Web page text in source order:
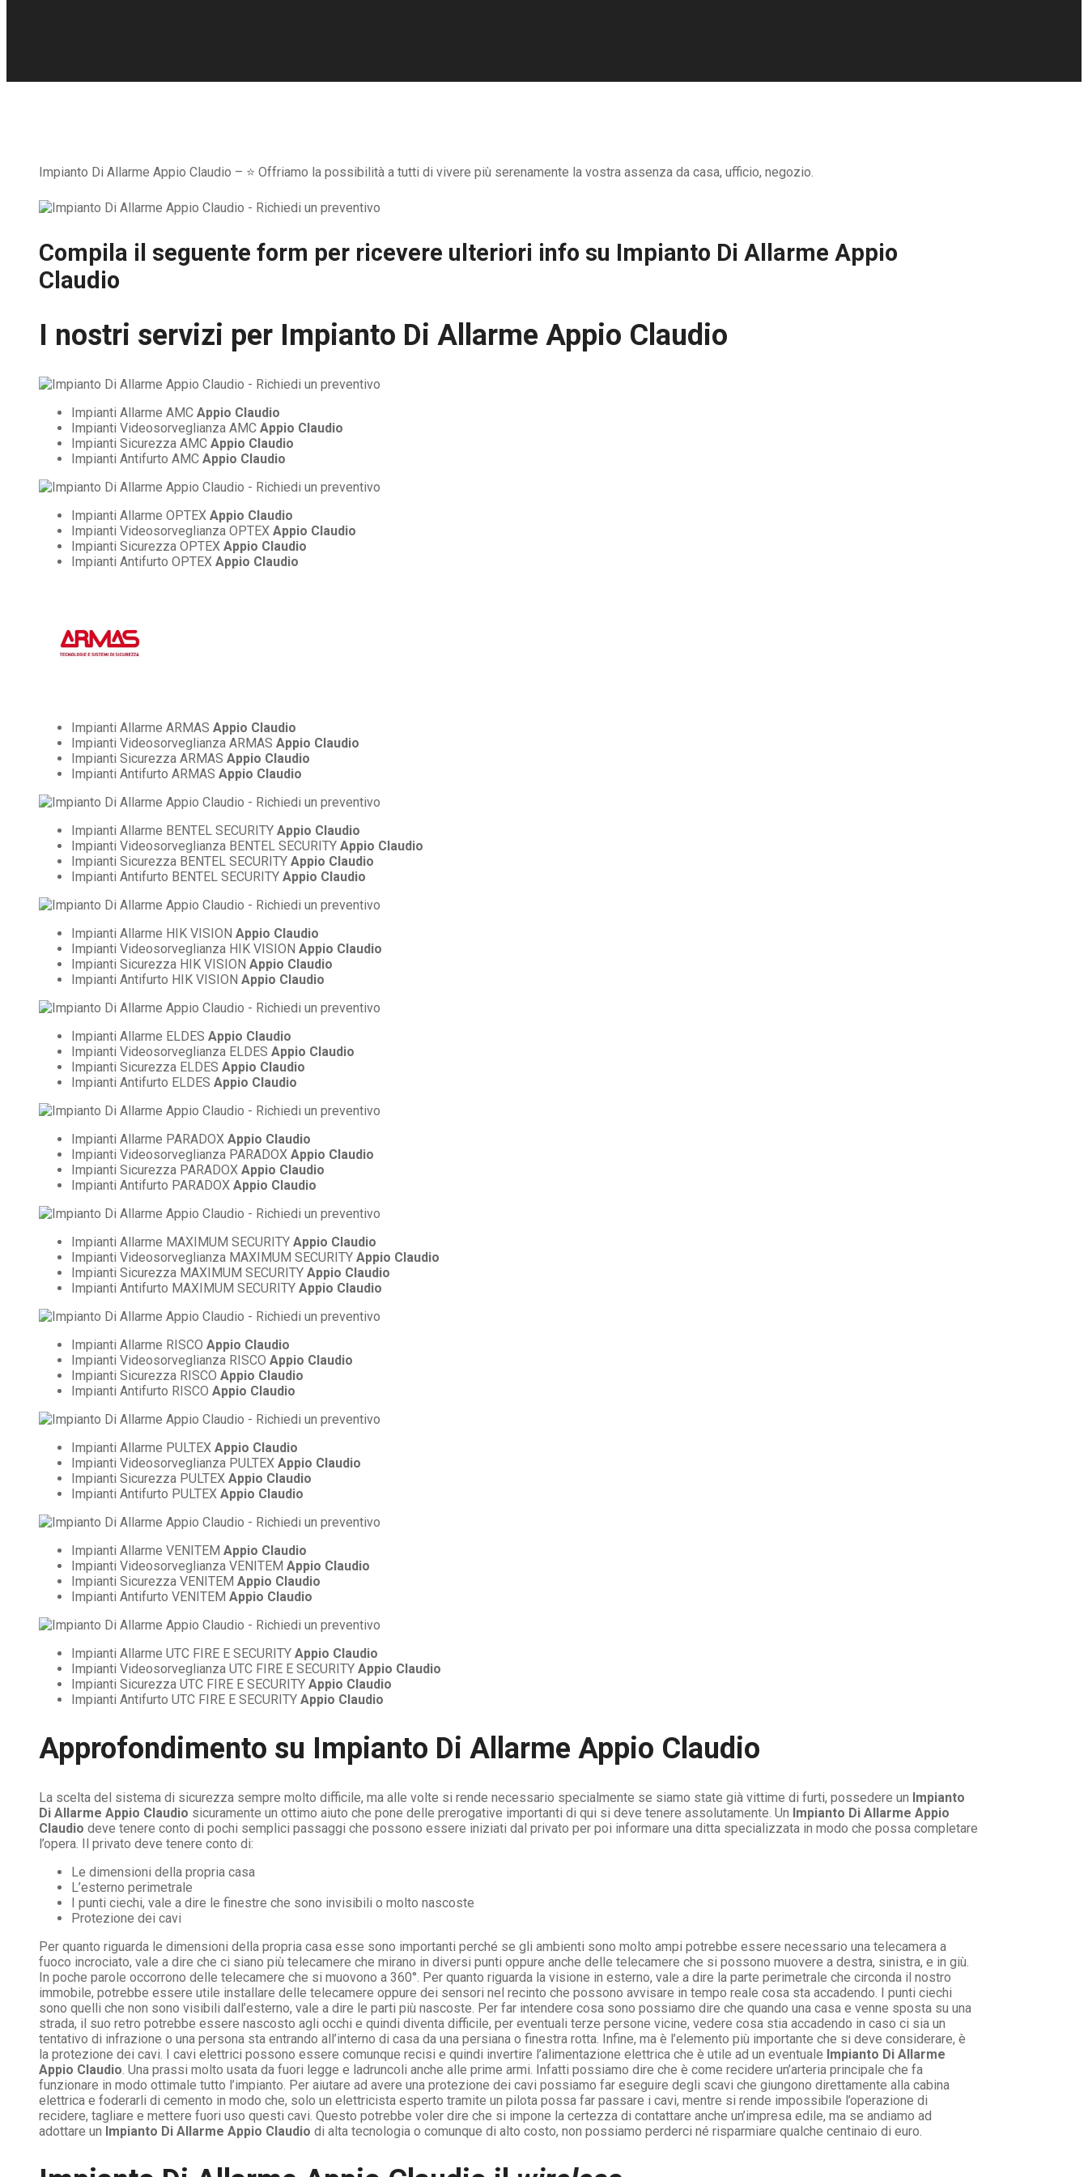
Impianto Di Allarme Appio Claudio – ⭐ Offriamo la possibilità a tutti di vivere più serenamente la vostra assenza da casa, ufficio, negozio.
Compila il seguente form per ricevere ulteriori info su Impianto Di Allarme Appio
Claudio
I nostri servizi per Impianto Di Allarme Appio Claudio
Impianti Allarme AMC Appio Claudio
Impianti Videosorveglianza AMC Appio Claudio
Impianti Sicurezza AMC Appio Claudio
Impianti Antifurto AMC Appio Claudio
Impianti Allarme OPTEX Appio Claudio
Impianti Videosorveglianza OPTEX Appio Claudio
Impianti Sicurezza OPTEX Appio Claudio
Impianti Antifurto OPTEX Appio Claudio
Impianti Allarme ARMAS Appio Claudio
Impianti Videosorveglianza ARMAS Appio Claudio
Impianti Sicurezza ARMAS Appio Claudio
Impianti Antifurto ARMAS Appio Claudio
Impianti Allarme BENTEL SECURITY Appio Claudio
Impianti Videosorveglianza BENTEL SECURITY Appio Claudio
Impianti Sicurezza BENTEL SECURITY Appio Claudio
Impianti Antifurto BENTEL SECURITY Appio Claudio
Impianti Allarme HIK VISION Appio Claudio
Impianti Videosorveglianza HIK VISION Appio Claudio
Impianti Sicurezza HIK VISION Appio Claudio
Impianti Antifurto HIK VISION Appio Claudio
Impianti Allarme ELDES Appio Claudio
Impianti Videosorveglianza ELDES Appio Claudio
Impianti Sicurezza ELDES Appio Claudio
Impianti Antifurto ELDES Appio Claudio
Impianti Allarme PARADOX Appio Claudio
Impianti Videosorveglianza PARADOX Appio Claudio
Impianti Sicurezza PARADOX Appio Claudio
Impianti Antifurto PARADOX Appio Claudio
Impianti Allarme MAXIMUM SECURITY Appio Claudio
Impianti Videosorveglianza MAXIMUM SECURITY Appio Claudio
Impianti Sicurezza MAXIMUM SECURITY Appio Claudio
Impianti Antifurto MAXIMUM SECURITY Appio Claudio
Impianti Allarme RISCO Appio Claudio
Impianti Videosorveglianza RISCO Appio Claudio
Impianti Sicurezza RISCO Appio Claudio
Impianti Antifurto RISCO Appio Claudio
Impianti Allarme PULTEX Appio Claudio
Impianti Videosorveglianza PULTEX Appio Claudio
Impianti Sicurezza PULTEX Appio Claudio
Impianti Antifurto PULTEX Appio Claudio
Impianti Allarme VENITEM Appio Claudio
Impianti Videosorveglianza VENITEM Appio Claudio
Impianti Sicurezza VENITEM Appio Claudio
Impianti Antifurto VENITEM Appio Claudio
Impianti Allarme UTC FIRE E SECURITY Appio Claudio
Impianti Videosorveglianza UTC FIRE E SECURITY Appio Claudio
Impianti Sicurezza UTC FIRE E SECURITY Appio Claudio
Impianti Antifurto UTC FIRE E SECURITY Appio Claudio
Approfondimento su Impianto Di Allarme Appio Claudio
La scelta del sistema di sicurezza sempre molto difficile, ma alle volte si rende necessario specialmente se siamo state già vittime di furti, possedere un Impianto
Di Allarme Appio Claudio sicuramente un ottimo aiuto che pone delle prerogative importanti di qui si deve tenere assolutamente. Un Impianto Di Allarme Appio
Claudio deve tenere conto di pochi semplici passaggi che possono essere iniziati dal privato per poi informare una ditta specializzata in modo che possa completare
l’opera. Il privato deve tenere conto di:
Le dimensioni della propria casa
L’esterno perimetrale
I punti ciechi, vale a dire le finestre che sono invisibili o molto nascoste
Protezione dei cavi
Per quanto riguarda le dimensioni della propria casa esse sono importanti perché se gli ambienti sono molto ampi potrebbe essere necessario una telecamera a
fuoco incrociato, vale a dire che ci siano più telecamere che mirano in diversi punti oppure anche delle telecamere che si possono muovere a destra, sinistra, e in giù.
In poche parole occorrono delle telecamere che si muovono a 360°. Per quanto riguarda la visione in esterno, vale a dire la parte perimetrale che circonda il nostro
immobile, potrebbe essere utile installare delle telecamere oppure dei sensori nel recinto che possono avvisare in tempo reale cosa sta accadendo. I punti ciechi
sono quelli che non sono visibili dall’esterno, vale a dire le parti più nascoste. Per far intendere cosa sono possiamo dire che quando una casa e venne sposta su una
strada, il suo retro potrebbe essere nascosto agli occhi e quindi diventa difficile, per eventuali terze persone vicine, vedere cosa stia accadendo in caso ci sia un
tentativo di infrazione o una persona sta entrando all’interno di casa da una persiana o finestra rotta. Infine, ma è l’elemento più importante che si deve considerare, è
la protezione dei cavi. I cavi elettrici possono essere comunque recisi e quindi invertire l’alimentazione elettrica che è utile ad un eventuale Impianto Di Allarme
Appio Claudio . Una prassi molto usata da fuori legge e ladruncoli anche alle prime armi. Infatti possiamo dire che è come recidere un’arteria principale che fa
funzionare in modo ottimale tutto l’impianto. Per aiutare ad avere una protezione dei cavi possiamo far eseguire degli scavi che giungono direttamente alla cabina
elettrica e foderarli di cemento in modo che, solo un elettricista esperto tramite un pilota possa far passare i cavi, mentre si rende impossibile l’operazione di
recidere, tagliare e mettere fuori uso questi cavi. Questo potrebbe voler dire che si impone la certezza di contattare anche un’impresa edile, ma se andiamo ad
adottare un Impianto Di Allarme Appio Claudio di alta tecnologia o comunque di alto costo, non possiamo perderci né risparmiare qualche centinaio di euro.